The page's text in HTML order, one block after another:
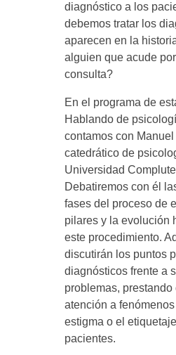
s
o
d
e
e
v
a
l
u
diagnóstico a los
debemos tratar los
aparecen en la
alguien que acude
consulta?
En el programa de
Hablando de
contamos con Manuel
catedrático de
Universidad
Debatiremos con él
fases del proceso de
pilares y la evolución
este procedimiento.
discutirán los puntos
diagnósticos frente a
problemas, prestando
atención a fenómenos
estigma o el
pacientes.